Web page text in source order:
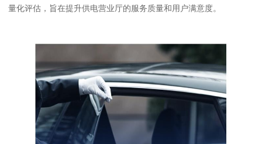
量化评估，旨在提升供电营业厅的服务质量和用户满意度。